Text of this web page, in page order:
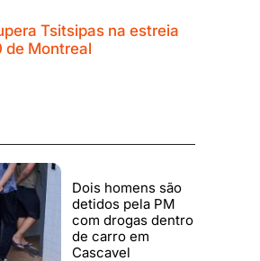
Tsitsipas na estreia
de Montreal
Dois homens são
detidos pela PM
com drogas dentro
de carro em
Cascavel